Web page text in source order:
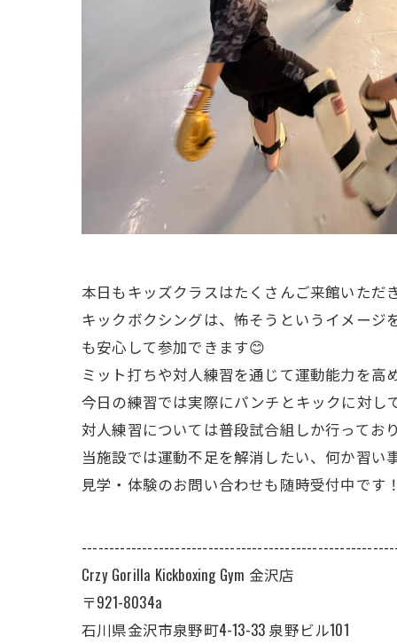
本日もキッズクラスはたくさんご来館いただ
キックボクシングは、怖そうというイメー
も安心して参加できます😊
ミット打ちや対人練習を通じて運動能力を
今日の練習では実際にパンチとキックに対し
対人練習については普段試合組しか行って
当施設では運動不足を解消したい、何か習
見学・体験のお問い合わせも随時受付中です
Crzy Gorilla Kickboxing Gym 金沢店
〒921-8034a
石川県金沢市泉野町4-13-33 泉野ビル101